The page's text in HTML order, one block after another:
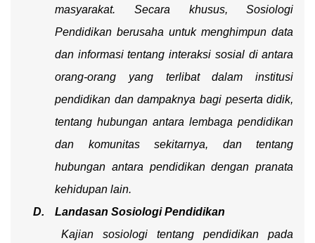
masyarakat. Secara khusus, Sosiologi
Pendidikan berusaha untuk menghimpun data
dan informasi tentang interaksi sosial di antara
orang-orang yang terlibat dalam institusi
pendidikan dan dampaknya bagi peserta didik,
tentang hubungan antara lembaga pendidikan
dan komunitas sekitarnya, dan tentang
hubungan antara pendidikan dengan pranata
kehidupan lain.
D.
Landasan Sosiologi Pendidikan
Kajian sosiologi tentang pendidikan pada